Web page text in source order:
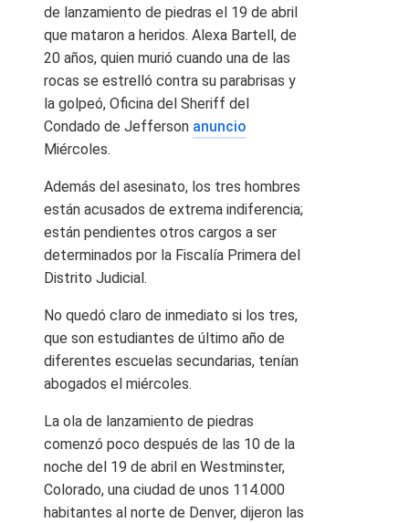
de lanzamiento de piedras el 19 de abril
que mataron a heridos. Alexa Bartell, de
20 años, quien murió cuando una de las
rocas se estrelló contra su parabrisas y
la golpeó, Oficina del Sheriff del
Condado de Jefferson anuncio
Miércoles.
Además del asesinato, los tres hombres
están acusados ​​de extrema indiferencia;
están pendientes otros cargos a ser
determinados por la Fiscalía Primera del
Distrito Judicial.
No quedó claro de inmediato si los tres,
que son estudiantes de último año de
diferentes escuelas secundarias, tenían
abogados el miércoles.
La ola de lanzamiento de piedras
comenzó poco después de las 10 de la
noche del 19 de abril en Westminster,
Colorado, una ciudad de unos 114.000
habitantes al norte de Denver, dijeron las